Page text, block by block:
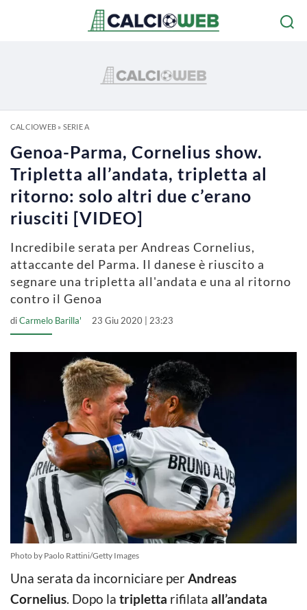
CALCIOWEB» SERIE A
Genoa-Parma, Cornelius show.
Tripletta all’andata, tripletta al
ritorno: solo altri due c’erano
riusciti [VIDEO]
Incredibile serata per Andreas Cornelius,
attaccante del Parma. Il danese è riuscito a
segnare una tripletta all'andata e una al ritorno
contro il Genoa
diCarmelo Barilla' 23 Giu 2020 | 23:23
Photo by Paolo Rattini/Getty Images
Una serata da incorniciare perAndreas
Cornelius. Dopo la tripletta rifilata all’andata